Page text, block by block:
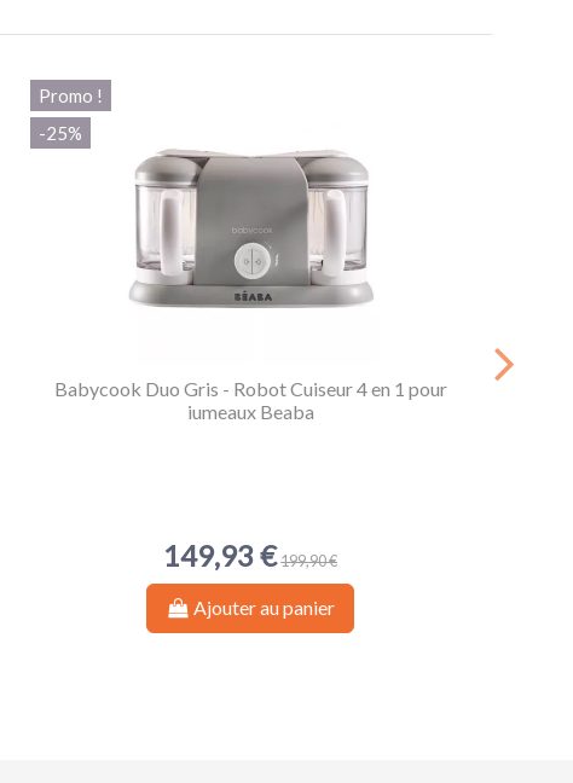
8
Promo !
-25%
Babycook Duo Gris - Robot Cuiseur 4 en 1 pour
jumeaux Beaba
149,93 €199,90 €
Ajouter au panier